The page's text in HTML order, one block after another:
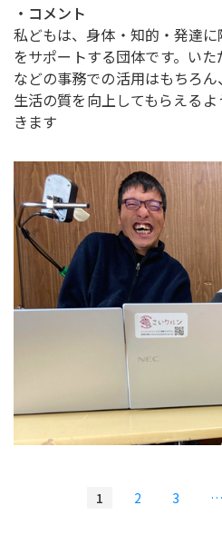
・コメント
私どもは、身体・知的・発達
をサポートする団体です。い
などの事務での活用はもちろ
生活の質を向上してもらえる
きます
1 2 3 …